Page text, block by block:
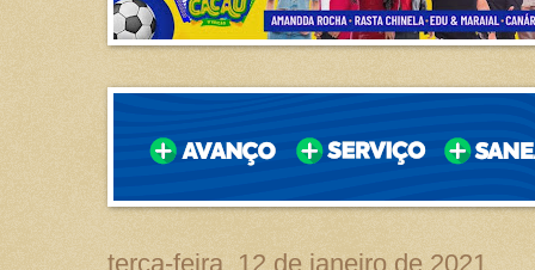
terça-feira, 12 de janeiro de 2021